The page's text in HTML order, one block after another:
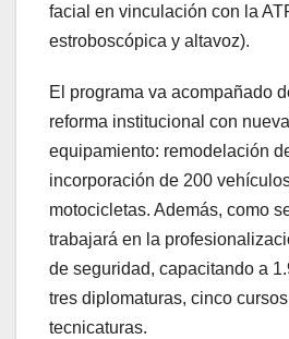
facial en vinculación con la
estroboscópica y altavoz).
El programa va acompañado
reforma institucional con
equipamiento: remodelación
incorporación de 200
motocicletas. Además, como
trabajará en la
de seguridad, capacitando a
tres diplomaturas, cinco
tecnicaturas.